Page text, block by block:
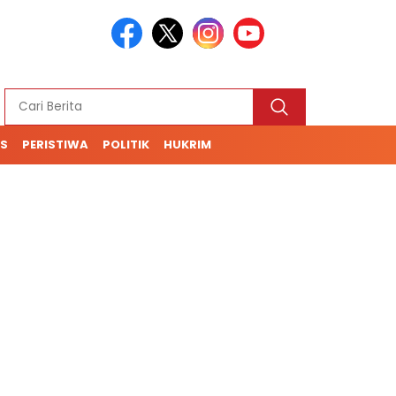
PERISTIWA POLITIK HUKRIM